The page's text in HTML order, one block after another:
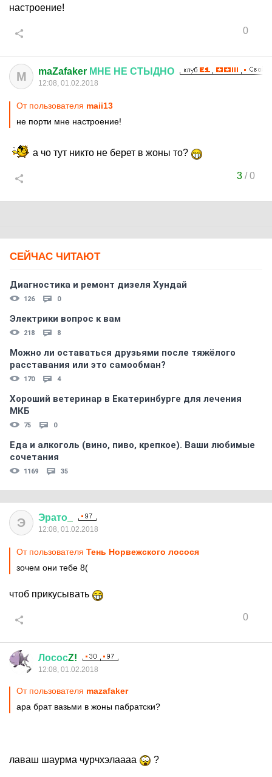
настроение!
0
M maZafaker МНЕ НЕ СТЫДНО
12:08, 01.02.2018
От пользователя maii13
не порти мне настроение!
а чо тут никто не берет в жоны то?
3/0
СЕЙЧАС ЧИТАЮТ
Диагностика и ремонт дизеля Хундай
126 0
Электрики вопрос к вам
218 8
Можно ли оставаться друзьями после тяжёлого
расставания или это самообман?
170 4
Хороший ветеринар в Екатеринбурге для лечения
МКБ
75 0
Еда и алкоголь (вино, пиво, крепкое). Ваши любимые
сочетания
1169 35
Э Эрато
12:08, 01.02.2018
От пользователя Тень Норвежского лосося
зочем они тебе 8(
чтоб прикусывать
0
ЛососZ!
12:08, 01.02.2018
От пользователя mazafaker
ара брат вазьми в жоны пабратски?
лаваш шаурма чурчхэлаааа ?